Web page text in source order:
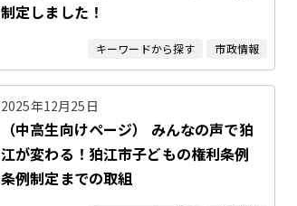
制定しました！
キーワードから探す 市政情報
2025年12月25日
（中高生向けページ） みんなの声で狛
江が変わる！狛江市子どもの権利条例
条例制定までの取組